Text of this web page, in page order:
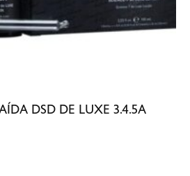
DSD DE LUXE 3.4.5A